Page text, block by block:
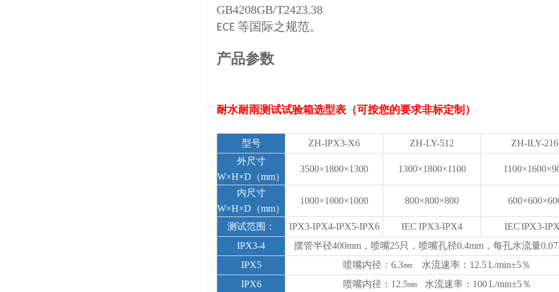
GB4208GB/T2423.38
ECE 等国际之规范。
产品参数
耐水耐雨测试试验箱选型表（可按您的要求非标定制）
型号 ZH-IPX3-X6 ZH-LY-512
ZH-ILY-216
外尺寸
W×H×D（mm）
3500×1800×1300 1300×1800×1100
内尺寸
W×H×D（mm）
1000×1000×1000 800×800×800
测试范围： IPX3-IPX4-IPX5-IPX6 IEC IPX3-IPX4
IEC IPX3-
IPX3-4
摆管半径400mm，喷嘴25只，喷嘴孔径0.4mm，每孔水流量
IPX5
喷嘴内径：6.3㎜ 水流速率：12.5 L/min±5％
IPX6
喷嘴内径： 12.5㎜ 水流速率：100 L/min±5％